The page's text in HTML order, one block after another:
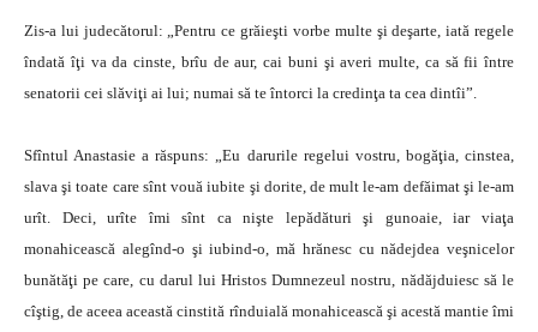
Zis-a lui judecătorul: „Pentru ce grăieşti vorbe multe şi deşarte, iată regele
îndată îţi va da cinste, brîu de aur, cai buni şi averi multe, ca să fii între
senatorii cei slăviţi ai lui; numai să te întorci la credinţa ta cea dintîi”.
Sfîntul Anastasie a răspuns: „Eu darurile regelui vostru, bogăţia, cinstea,
slava şi toate care sînt vouă iubite şi dorite, de mult le-am defăimat şi le-am
urît. Deci, urîte îmi sînt ca nişte lepădături şi gunoaie, iar viaţa
monahicească alegînd-o şi iubind-o, mă hrănesc cu nădejdea veşnicelor
bunătăţi pe care, cu darul lui Hristos Dumnezeul nostru, nădăjduiesc să le
cîştig, de aceea această cinstită rînduială monahicească şi acestă mantie îmi